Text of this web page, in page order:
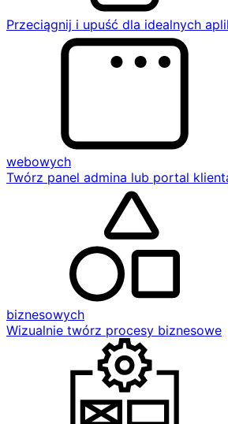
Przeciągnij i upuść dla idealnych
webowych
Twórz panel admina lub portal
biznesowych
Wizualnie twórz procesy biznesowe